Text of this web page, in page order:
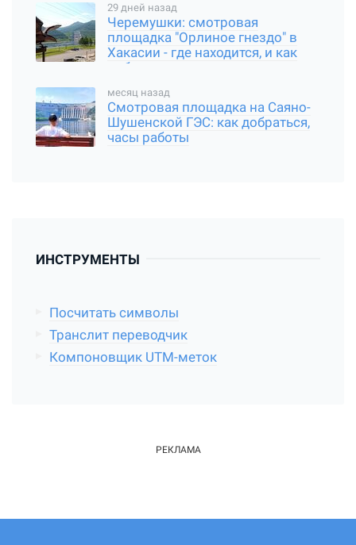
29 дней назад
Черемушки: смотровая
площадка "Орлиное гнездо" в
Хакасии - где находится, и как
добраться
месяц назад
Смотровая площадка на Саяно-
Шушенской ГЭС: как добраться,
часы работы
ИНСТРУМЕНТЫ
Посчитать символы
Транслит переводчик
Компоновщик UTM-меток